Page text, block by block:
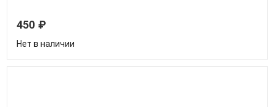
450 ₽
Нет в наличии